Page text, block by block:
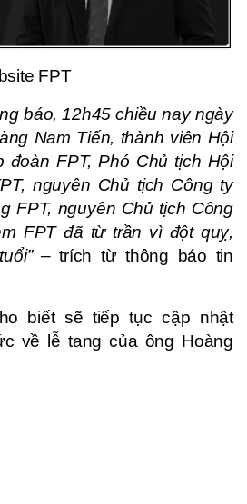
FPT
báo, 12h45 chiều nay ngày
Nam Tiến, thành viên Hội
đoàn FPT, Phó Chủ tịch Hội
nguyên Chủ tịch Công ty
FPT, nguyên Chủ tịch Công
FPT đã từ trần vì đột quỵ,
– trích từ thông báo tin
biết sẽ tiếp tục cập nhật
về lễ tang của ông Hoàng